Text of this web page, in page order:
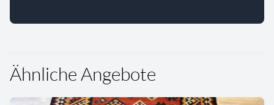
Ähnliche Angebote